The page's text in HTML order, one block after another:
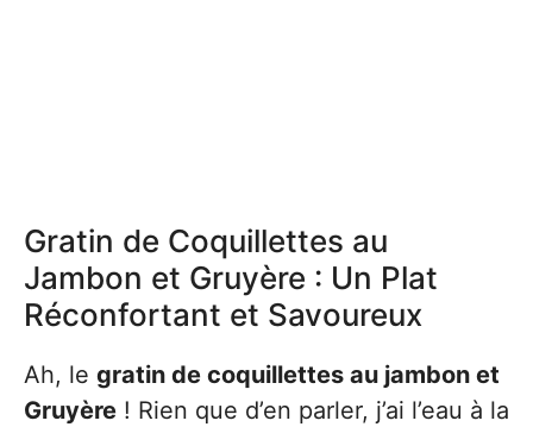
Gratin de Coquillettes au
Jambon et Gruyère : Un Plat
Réconfortant et Savoureux
Ah, le gratin de coquillettes au jambon et
Gruyère ! Rien que d’en parler, j’ai l’eau à la